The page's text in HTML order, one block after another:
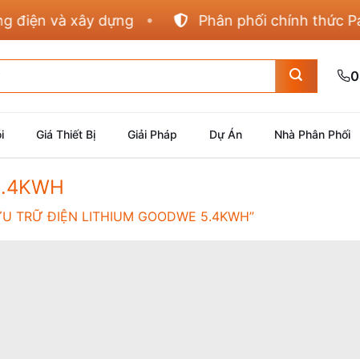
và xây dựng Phân phối chính thức
Giá Thiết Bị Giải Pháp Dự Án Nhà Phân Phối
TRỮ ĐIỆN LITHIUM GOODWE 5.4KWH”